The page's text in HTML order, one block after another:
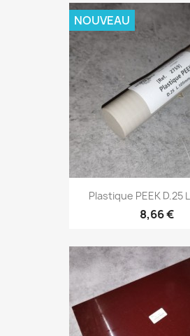
Plastique PEEK D.25
8,66 €
NOUVEAU